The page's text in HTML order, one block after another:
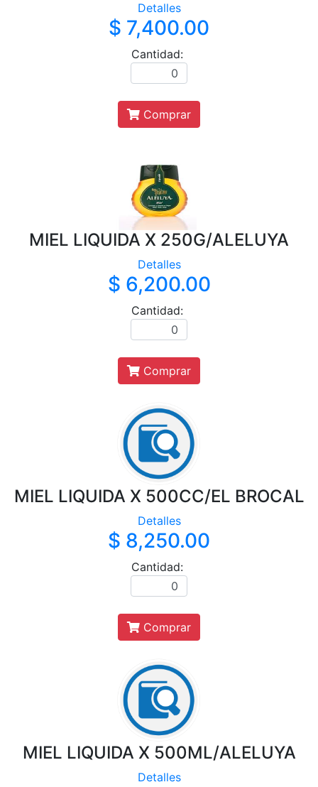
Detalles
$ 7,400.00
Cantidad:
Comprar
MIEL LIQUIDA X 250G/ALELUYA
Detalles
$ 6,200.00
Cantidad:
Comprar
MIEL LIQUIDA X 500CC/EL BROCAL
Detalles
$ 8,250.00
Cantidad:
Comprar
MIEL LIQUIDA X 500ML/ALELUYA
Detalles